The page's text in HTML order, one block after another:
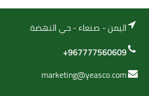
اليمن - صنعاء - حي النهضة
+967777560609
marketing@yeasco.com